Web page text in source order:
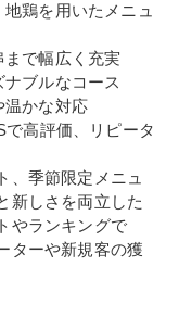
地鶏を用いたメニュ
まで幅広く充実
ナブルなコース
温かな対応
で高評価、リピータ
、季節限定メニュ
新しさを両立した
やランキングで
ターや新規客の獲